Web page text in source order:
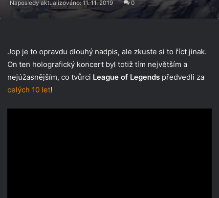
Naposledy aktualizováno: 11. 11. 2019 0
Jop je to opravdu dlouhý nadpis, ale zkuste si to říct jinak.
On ten holografický koncert byl totiž tím největším a
nejúžasnějším, co tvůrci League of Legends předvedli za
celých 10 let!